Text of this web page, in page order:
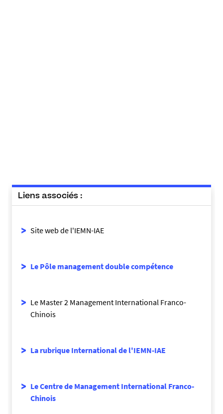
Liens associés :
Site web de l'IEMN-IAE
Le Pôle management double compétence
Le Master 2 Management International Franco-
Chinois
La rubrique International de l'IEMN-IAE
Le Centre de Management International Franco-
Chinois